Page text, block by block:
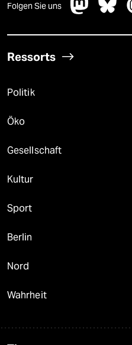
Folgen Sie uns
Ressorts
Politik
Öko
Gesellschaft
Kultur
Sport
Berlin
Nord
Wahrheit